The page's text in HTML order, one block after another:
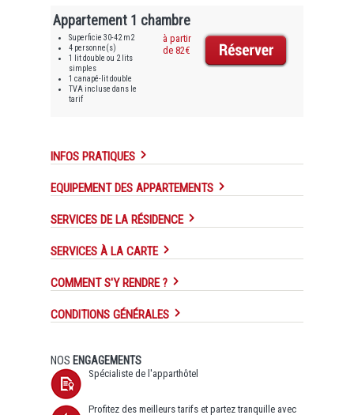
Appartement 1 chambre
Superficie 30-42 m2
4 personne(s)
1 lit double ou 2 lits
simples
1 canapé-lit double
TVA incluse dans le
tarif
à partir
de 82€
INFOS PRATIQUES
EQUIPEMENT DES APPARTEMENTS
SERVICES DE LA RÉSIDENCE
SERVICES À LA CARTE
COMMENT S'Y RENDRE ?
CONDITIONS GÉNÉRALES
NOS ENGAGEMENTS
Spécialiste de l'apparthôtel
Profitez des meilleurs tarifs et partez tranquille avec